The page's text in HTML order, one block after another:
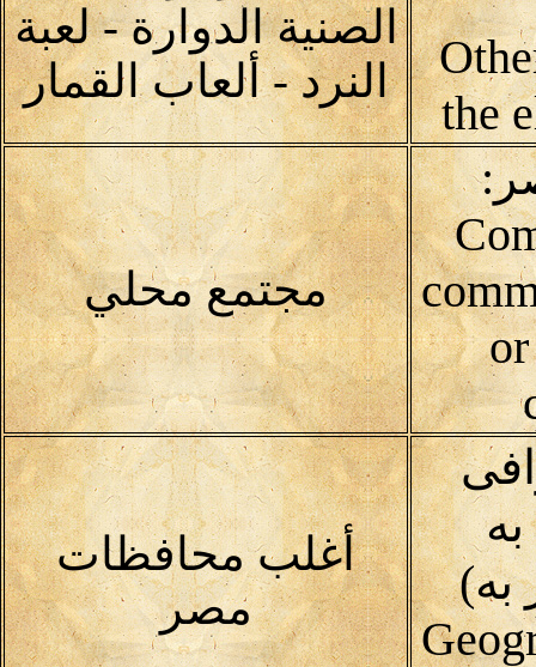
the
الصنية الدوارة - لعبة
النرد - ألعاب القمار
مجتمع محلي
به)
أغلب محافظات
مصر